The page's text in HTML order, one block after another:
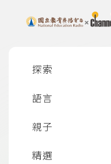
上方功能區塊
探索
語言
親子
精選